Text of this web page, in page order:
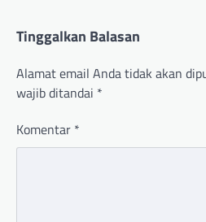
Tinggalkan Balasan
Alamat email Anda tidak akan
wajib ditandai *
Komentar *